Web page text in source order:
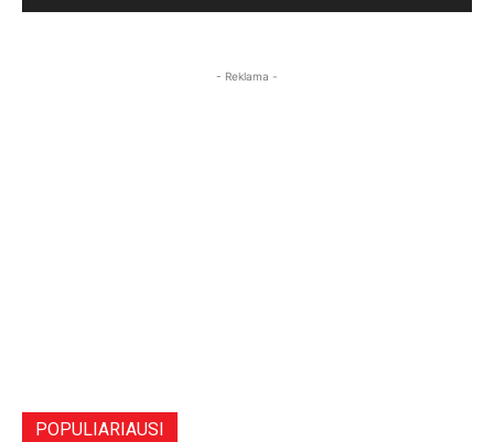
- Reklama -
POPULIARIAUSI